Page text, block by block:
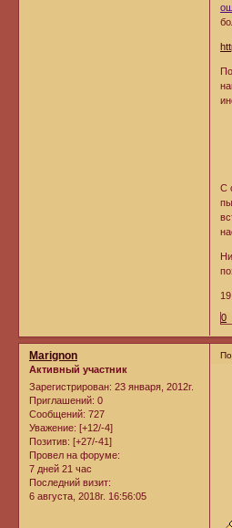
С
0
Marignon
Активный участник
Зарегистрирован: 23 января, 2012г.
Приглашений: 0
Сообщений: 727
Уважение: [+12/-4]
Позитив: [+27/-41]
Провел на форуме:
7 дней 21 час
Последний визит:
6 августа, 2018г. 16:56:05